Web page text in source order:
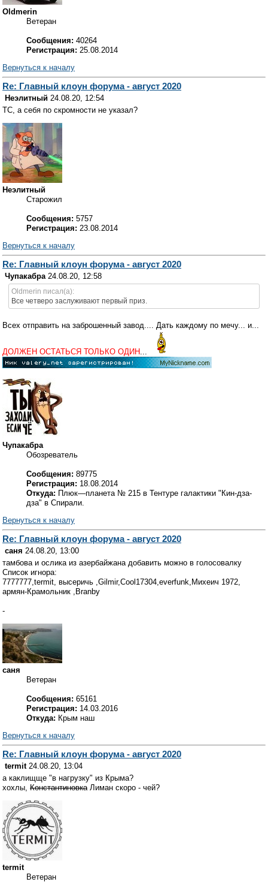
Oldmerin
Ветеран
Сообщения: 40264
Регистрация: 25.08.2014
Вернуться к началу
Re: Главный клоун форума - август 2020
Неэлитный 24.08.20, 12:54
ТС, а себя по скромности не указал?
Неэлитный
Старожил
Сообщения: 5757
Регистрация: 23.08.2014
Вернуться к началу
Re: Главный клоун форума - август 2020
Чупакабра24.08.20, 12:58
Oldmerin писал(а):
Все четверо заслуживают первый приз.
Всех отправить на заброшенный завод.... Дать каждому по мечу... и...
ДОЛЖЕН ОСТАТЬСЯ ТОЛЬКО ОДИН...
Чупакабра
Обозреватель
Сообщения: 89775
Регистрация: 18.08.2014
Откуда: Плюк—планета № 215 в Тентуре галактики "Кин-дза-
дза" в Спирали.
Вернуться к началу
Re: Главный клоун форума - август 2020
саня 24.08.20, 13:00
тамбова и ослика из азербайжана добавить можно в голосовалку
Список игнора:
7777777,termit, высеричь ,Gilmir,Cool17304,everfunk,Михеич 1972,
армян-Крамольник ,Branby
-
саня
Ветеран
Сообщения: 65161
Регистрация: 14.03.2016
Откуда: Крым наш
Вернуться к началу
Re: Главный клоун форума - август 2020
termit24.08.20, 13:04
а каклищще "в нагрузку" из Крыма?
хохлы, КонстантиновкаЛиман скоро - чей?
termit
Ветеран